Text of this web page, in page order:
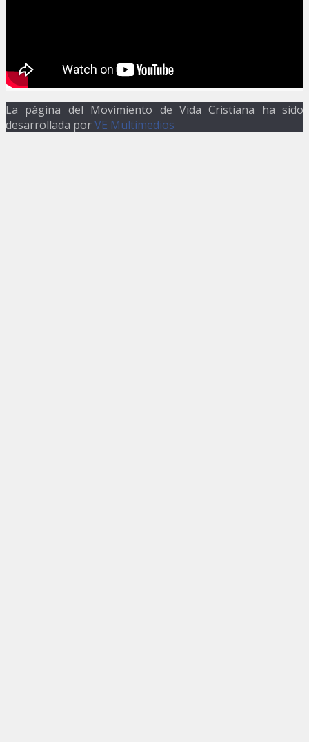
La página del Movimiento de Vida Cristiana ha sido
desarrollada porVE Multimedios